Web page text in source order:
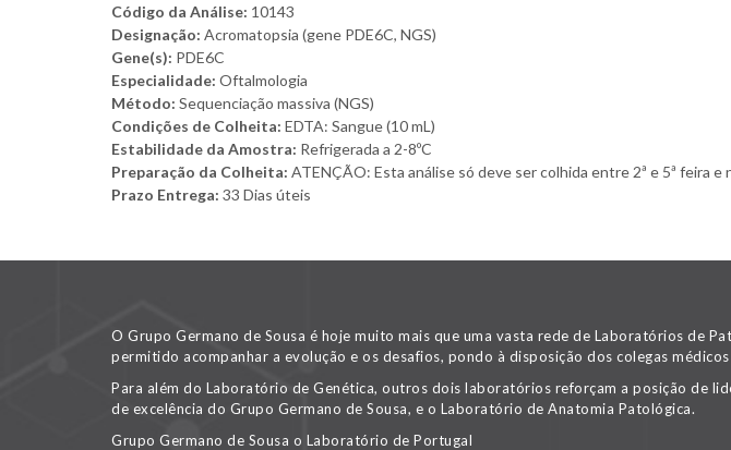
Código da Análise: 10143
Designação: Acromatopsia (gene PDE6C, NGS)
Gene(s): PDE6C
Especialidade: Oftalmologia
Método: Sequenciação massiva (NGS)
Condições de Colheita: EDTA: Sangue (10 mL)
Estabilidade da Amostra: Refrigerada a 2-8ºC
Preparação da Colheita: ATENÇÃO: Esta análise só deve ser colhida entre 2ª e 5ª feira
Prazo Entrega: 33 Dias úteis
O Grupo Germano de Sousa é hoje muito mais que uma vasta rede de Laboratórios de
permitido acompanhar a evolução e os desafios, pondo à disposição dos colegas
Para além do Laboratório de Genética, outros dois laboratórios reforçam a posição de
de excelência do Grupo Germano de Sousa, e o Laboratório de Anatomia Patológica.
Grupo Germano de Sousa o Laboratório de Portugal